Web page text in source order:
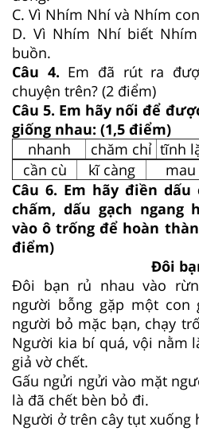
C. Vì Nhím Nhí và Nhím
D. Vì Nhím Nhí biết
buồn.
Câu 4. Em đã rút ra
chuyện trên? (2 điểm)
Câu 5. Em hãy nối để
giống nhau: (1,5 điểm)
nhanh
chăm chỉ tĩnh
cần cù
kĩ càng mau
Câu 6. Em hãy điền
chấm, dấu gạch ngang
vào ô trống để hoàn
điểm)
Đôi
Đôi bạn rủ nhau vào
người bỗng gặp một con
người bỏ mặc bạn, chạy
Người kia bí quá, vội nằm
giả vờ chết.
Gấu ngửi ngửi vào mặt
là đã chết bèn bỏ đi.
Người ở trên cây tụt xuống